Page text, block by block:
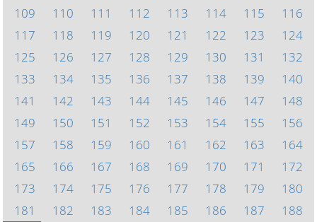
109
110 111 112 113 114 115
116
117
118 119 120 121 122 123
124
125
126 127 128 129 130 131
132
133
134 135 136 137 138 139
140
141
142 143 144 145 146 147
148
149
150 151 152 153 154 155
156
157
158 159 160 161 162 163
164
165
166 167 168 169 170 171
172
173
174 175 176 177 178 179
180
181
182 183 184 185 186 187
188